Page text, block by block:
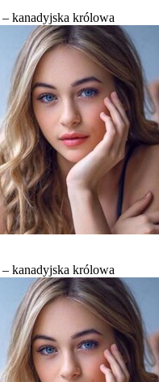
kanadyjska królowa
kanadyjska królowa